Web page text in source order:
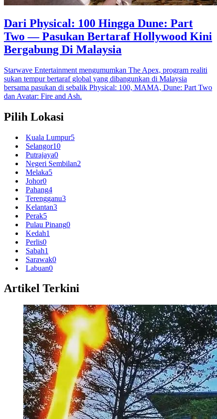
Dari Physical: 100 Hingga Dune: Part
Two — Pasukan Bertaraf Hollywood Kini
Bergabung Di Malaysia
Starwave Entertainment mengumumkan The Apex, program realiti
sukan tempur bertaraf global yang dibangunkan di Malaysia
bersama pasukan di sebalik Physical: 100, MAMA, Dune: Part Two
dan Avatar: Fire and Ash.
Pilih Lokasi
Kuala Lumpur5
Selangor10
Putrajaya0
Negeri Sembilan2
Melaka5
Johor0
Pahang4
Terengganu3
Kelantan3
Perak5
Pulau Pinang0
Kedah1
Perlis0
Sabah1
Sarawak0
Labuan0
Artikel Terkini